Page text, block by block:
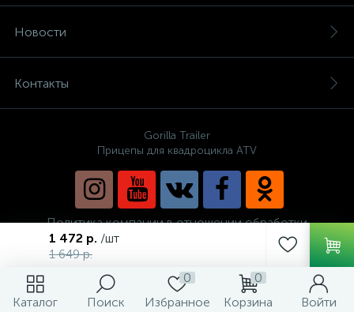
Каталог Поиск
0
Избранное
0
Корзина
Войти
1 472 р. /шт
1 649 р.
Новости
Контакты
Gorilla Trailer
Прицепы для квадроцикла ATV
Политика компании в отношении обработки
персональных данных